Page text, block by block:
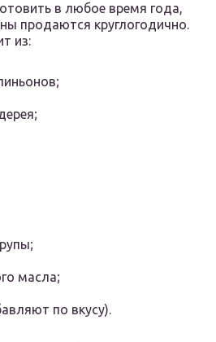
в любое время года,
продаются круглогодично.
из:
масла;
по вкусу).